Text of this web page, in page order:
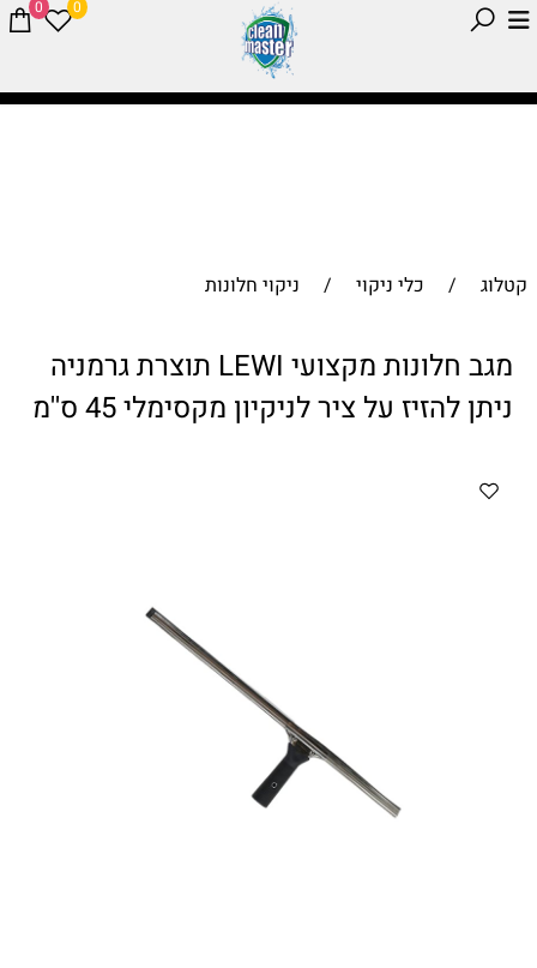
0 0
קטלוג / כלי ניקוי / ניקוי חלונות
מגב חלונות מקצועי LEWI תוצרת גרמניה
ניתן להזיז על ציר לניקיון מקסימלי 45 ס''מ